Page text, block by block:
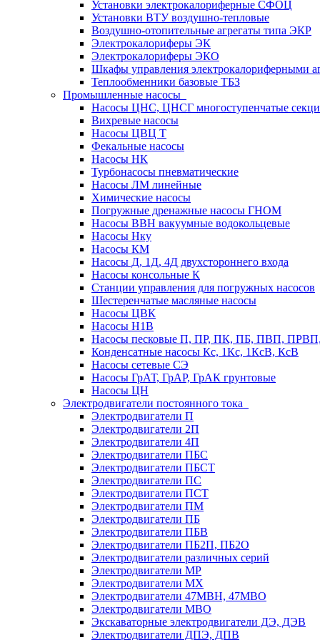
Установки электрокалориферные СФОЦ
Установки ВТУ воздушно-тепловые
Воздушно-отопительные агрегаты типа ЭКР
Электрокалориферы ЭК
Электрокалориферы ЭКО
Шкафы управления электрокалориферными
Теплообменники базовые ТБЗ
Промышленные насосы
Насосы ЦНС, ЦНСГ многоступенчатые
Вихревые насосы
Насосы ЦВЦ Т
Фекальные насосы
Насосы НК
Турбонасосы пневматические
Насосы ЛМ линейные
Химические насосы
Погружные дренажные насосы ГНОМ
Насосы ВВН вакуумные водокольцевые
Насосы Нку
Насосы КМ
Насосы Д, 1Д, 4Д двухстороннего входа
Насосы консольные К
Станции управления для погружных насосов
Шестеренчатые масляные насосы
Насосы ЦВК
Насосы Н1В
Насосы песковые П, ПР, ПК, ПБ, ПВП,
Конденсатные насосы Кс, 1Кс, 1КсВ, КсВ
Насосы сетевые СЭ
Насосы ГрАТ, ГрАР, ГрАК грунтовые
Насосы ЦН
Электродвигатели постоянного тока
Электродвигатели П
Электродвигатели 2П
Электродвигатели 4П
Электродвигатели ПБС
Электродвигатели ПБСТ
Электродвигатели ПС
Электродвигатели ПСТ
Электродвигатели ПМ
Электродвигатели ПБ
Электродвигатели ПБВ
Электродвигатели ПБ2П, ПБ2О
Электродвигатели различных серий
Электродвигатели МР
Электродвигатели MX
Электродвигатели 47MBH, 47МВО
Электродвигатели MBO
Экскаваторные электродвигатели ДЭ, ДЭВ
Электродвигатели ДПЭ, ДПВ